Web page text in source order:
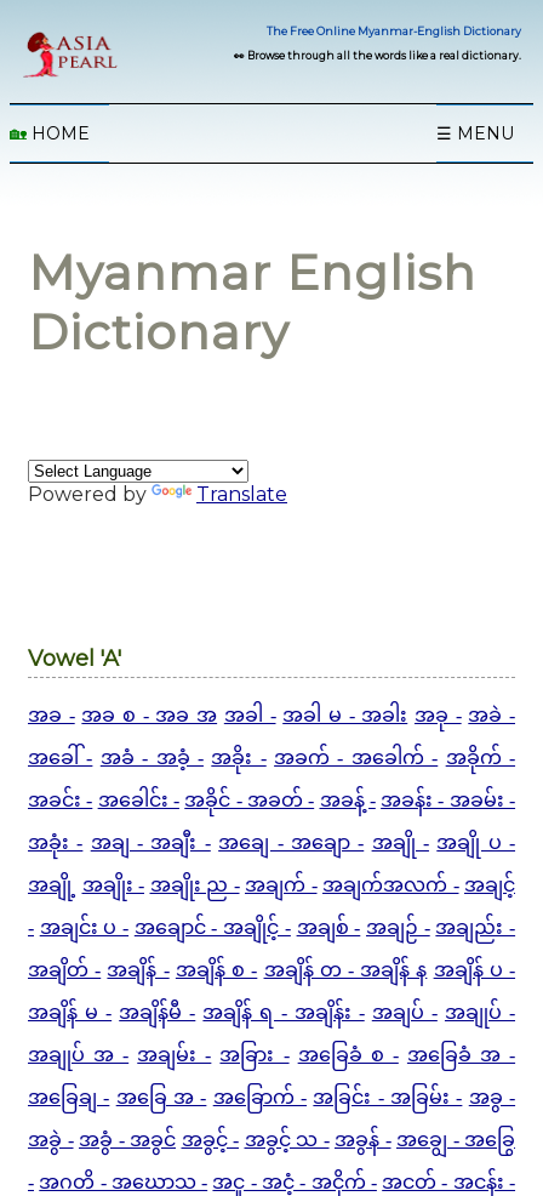
The Free Online Myanmar-English Dictionary
👀 Browse through all the words like a real dictionary.
🏡 HOME ☰ MENU
Myanmar English
Dictionary
Powered by Translate
Vowel 'A'
အခ - အခ စ - အခ အ အခါ - အခါ မ - အခါး အခု - အခဲ -
အခေါ် - အခံ - အခံ့ - အခိုး - အခက် - အခေါက် - အခိုက် -
အခင်း - အခေါင်း - အခိုင် - အခတ် - အခန့် - အခန်း - အခမ်း -
အခုံး - အချ - အချီး - အချေ - အချော - အချို - အချို ပ -
အချို့ အချိုး - အချိုး ည - အချက် - အချက်အလက် - အချင့်
- အချင်း ပ - အချောင် - အချိုင့် - အချစ် - အချဉ် - အချည်း -
အချိတ် - အချိန် - အချိန် စ - အချိန် တ - အချိန် န အချိန် ပ -
အချိန် မ - အချိန်မီ - အချိန် ရ - အချိန်း - အချပ် - အချုပ် -
အချုပ် အ - အချမ်း - အခြား - အခြေခံ စ - အခြေခံ အ -
အခြေချ - အခြေ အ - အခြောက် - အခြင်း - အခြမ်း - အခွ -
အခွဲ - အခွံ - အခွင် အခွင့် - အခွင့် သ - အခွန် - အချွေ - အခြွေ
- အဂတိ - အဃောသ - အငူ - အငံ့ - အငိုက် - အငတ် - အငန်း -